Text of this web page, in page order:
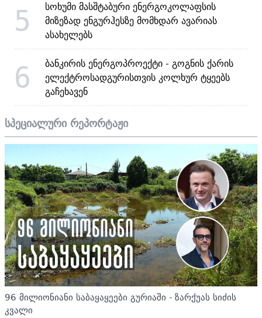
5
სოხუმი მასშტაბური ენერგოკოლაფსის
მიზეზად ენგურჰესზე მომხდარ ავარიას
ასახელებს
6
ბანკირის ენერგოპროექტი - გოგნის ქარის
ელექტროსადგურისთვის კოლხურ ტყეებს
გაჩეხავენ
სპეციალური რეპორტაჟი
96 მილიონიანი საბაყაყეები გურიაში - ზარქუას სიძის
კვალი